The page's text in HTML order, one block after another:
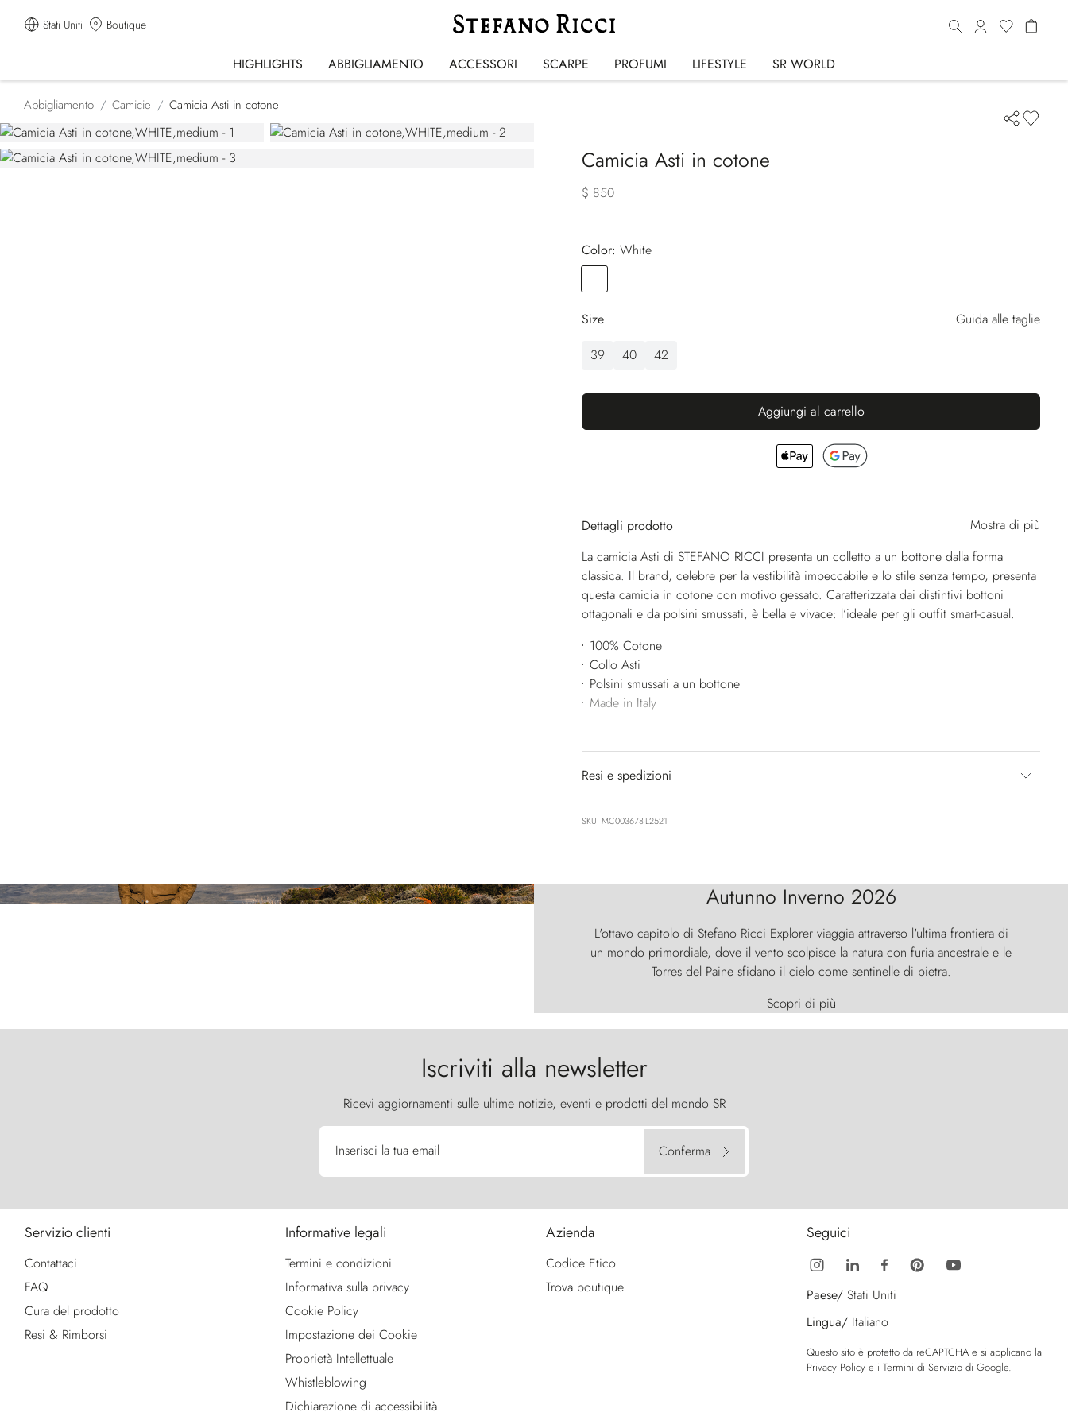
Stati Uniti Boutique
HIGHLIGHTS ABBIGLIAMENTO ACCESSORI SCARPE PROFUMI LIFESTYLE SR WORLD
Abbigliamento Camicie Camicia Asti in cotone
Camicia Asti in cotone
$ 850
Color:
white
Size
Guida alle taglie
39
40 42
Aggiungi al carrello
Dettagli prodotto
Mostra di più
La camicia Asti di STEFANO RICCI presenta un colletto a un bottone dalla forma
classica. Il brand, celebre per la vestibilità impeccabile e lo stile senza tempo, presenta
questa camicia in cotone con motivo gessato. Caratterizzata dai distintivi bottoni
ottagonali e da polsini smussati, è bella e vivace: l’ideale per gli outfit smart-casual.
100% Cotone
Collo Asti
Polsini smussati a un bottone
Made in Italy
Resi e spedizioni
SKU: MC003678-L2521
Autunno Inverno 2026
L'ottavo capitolo di Stefano Ricci Explorer viaggia attraverso l'ultima frontiera di
un mondo primordiale, dove il vento scolpisce la natura con furia ancestrale e le
Torres del Paine sfidano il cielo come sentinelle di pietra.
Scopri di più
Iscriviti alla newsletter
Ricevi aggiornamenti sulle ultime notizie, eventi e prodotti del mondo SR
Inserisci la tua email Conferma
Servizio clienti
Contattaci
FAQ
Cura del prodotto
Resi & Rimborsi
Informative legali
Termini e condizioni
Informativa sulla privacy
Cookie Policy
Impostazione dei Cookie
Proprietà Intellettuale
Whistleblowing
Dichiarazione di accessibilità
Azienda
Codice Etico
Trova boutique
Seguici
Paese/ Stati Uniti
Lingua/ Italiano
Questo sito è protetto da reCAPTCHA e si applicano la
Privacy Policy e i Termini di Servizio di Google.